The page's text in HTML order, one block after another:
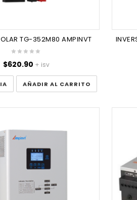
TG-352M80 AMPINVT
$620.90 + isv
AÑADIR AL CARRITO